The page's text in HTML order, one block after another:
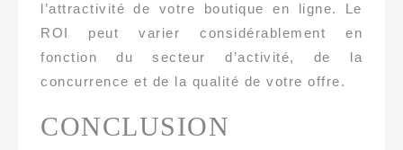
l’attractivité de votre boutique en ligne. Le
ROI peut varier considérablement en
fonction du secteur d’activité, de la
concurrence et de la qualité de votre offre.
CONCLUSION